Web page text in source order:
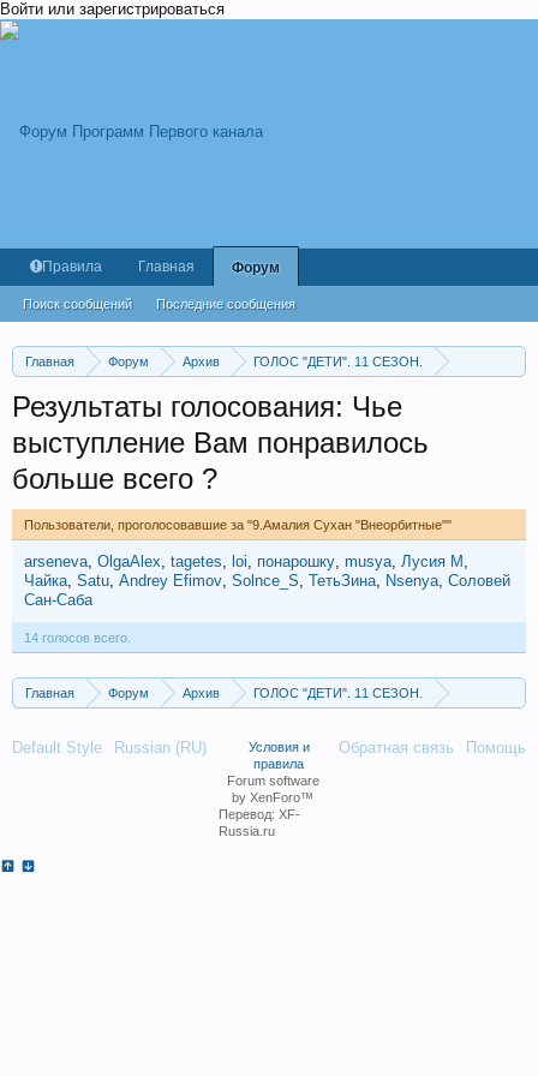
Войти или зарегистрироваться
Главная Форум Архив
ГОЛОС "ДЕТИ". 11 СЕЗОН.
Результаты голосования: Чье
выступление Вам понравилось
больше всего ?
Пользователи, проголосовавшие за "9.Амалия Сухан "Внеорбитные""
arseneva OlgaAlex tagetes loi понарошку musya Лусия М
Чайка Satu Andrey Efimov Solnce_S ТетьЗина Nsenya Соловей
Сан-Саба
14 голосов всего.
Главная Форум Архив
ГОЛОС "ДЕТИ". 11 СЕЗОН.
Правила Главная Форум
Поиск сообщений Последние сообщения
Default Style Russian (RU) Обратная связь Помощь
Условия и
правила
Forum software
by XenForo™
Перевод: XF-
Russia.ru